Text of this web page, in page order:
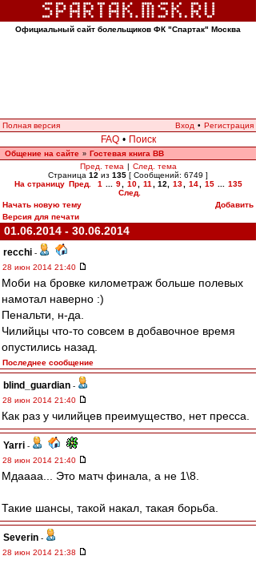
Официальный сайт болельщиков ФК "Спартак" Москва
Полная версия Вход • Регистрация
FAQ • Поиск
Общение на сайте » Гостевая книга ВВ
Пред. тема | След. тема
Страница 12 из 135 [ Сообщений: 6749 ]
На страницу Пред. 1 9 10 11 12 13 14 15
135
След.
Начать новую тему
Добавить
Версия для печати
01.06.2014 - 30.06.2014
recchi -
28 июн 2014 21:40
Моби на бровке километраж больше полевых
намотал наверно :)
Пенальти, н-да.
Чилийцы что-то совсем в добавочное время
опустились назад.
Последнее сообщение
blind_guardian -
28 июн 2014 21:40
Как раз у чилийцев преимущество, нет пресса.
Yarri -
28 июн 2014 21:40
Мдаааа... Это матч финала, а не 1\8.
Такие шансы, такой накал, такая борьба.
Severin -
28 июн 2014 21:38